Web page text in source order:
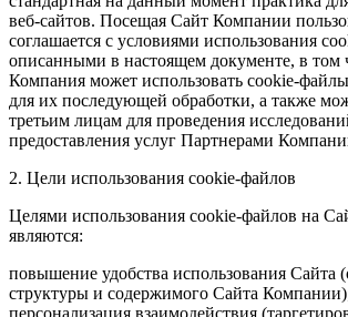
веб-сайтов. Посещая Сайт Компании
соглашается с условиями использования
описанными в настоящем документе, в том
Компания может использовать cookie-
для их последующей обработки, а также
третьим лицам для проведения
предоставления услуг Партнерами
2. Цели использования cookie-файлов
Целями использования cookie-файлов на
являются:
повышение удобства использования Сайта
структуры и содержимого Сайта
персонализация взаимодействия